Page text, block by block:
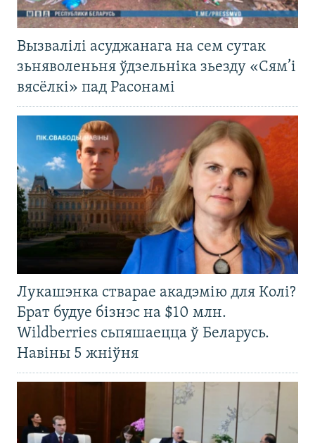
Вызвалілі асуджанага на сем сутак
зьняволеньня ўдзельніка зьезду «Сям’і
вясёлкі» пад Расонамі
Лукашэнка стварае акадэмію для Колі?
Брат будуе бізнэс на $10 млн.
Wildberries сьпяшаецца ў Беларусь.
Навіны 5 жніўня